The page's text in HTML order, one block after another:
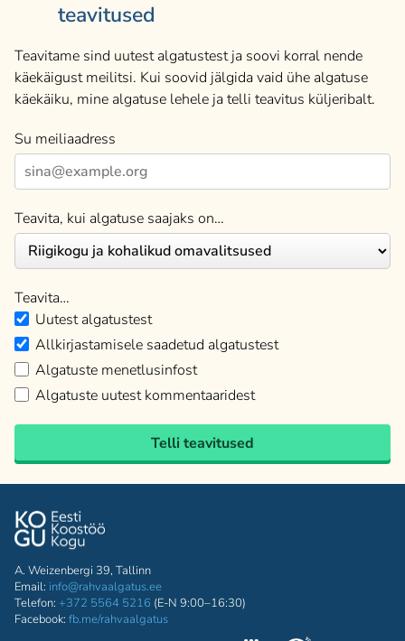
teavitused
Teavitame sind uutest algatustest ja soovi korral nende
käekäigust meilitsi. Kui soovid jälgida vaid ühe algatuse
käekäiku, mine algatuse lehele ja telli teavitus küljeribalt.
Su meiliaadress
Teavita, kui algatuse saajaks on…
Teavita…
Uutest algatustest
Allkirjastamisele saadetud algatustest
Algatuste menetlusinfost
Algatuste uutest kommentaaridest
Telli teavitused
A. Weizenbergi 39, Tallinn
Email: info@rahvaalgatus.ee
Telefon: +372 5564 5216 (E-N 9:00–16:30)
Facebook: fb.me/rahvaalgatus